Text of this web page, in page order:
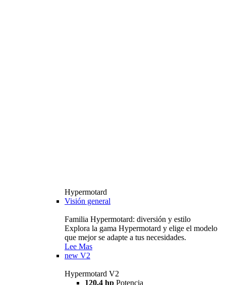
Hypermotard
Visión general
Familia Hypermotard: diversión y estilo
Explora la gama Hypermotard y elige el modelo
que mejor se adapte a tus necesidades.
Lee Mas
new V2
Hypermotard V2
120,4 hp Potencia